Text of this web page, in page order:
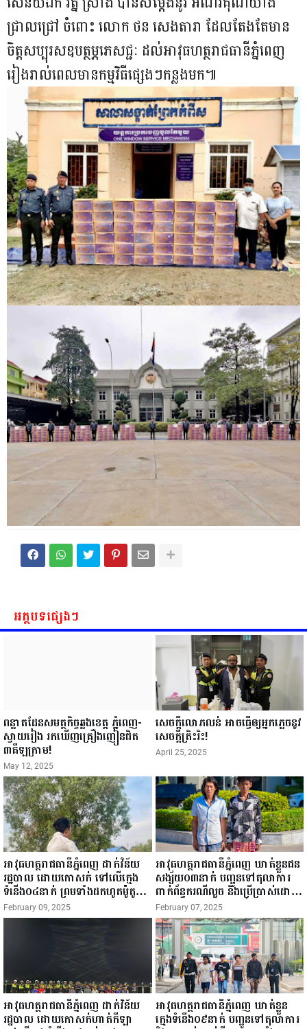
ជ្រាលជ្រៅ ចំពោះ លោក ថន សេងតារា ដែលតែងតែមាន
ចិត្តសប្បុរសឧបត្ថម្ភភេសជ្ជៈ ដល់អាវុធហត្ថរាជធានីភ្នំពេញ
រៀងរាល់ពេលមានកម្មវិធីផ្សេងៗកន្លងមក៕
អត្ថបទផ្សេងៗ
ពន្លាតដែនសមត្ថកិច្ចឆ្លងខេត្ត ភ្នំពេញ-
ស្វាយរៀង រកឃើញគ្រឿងញៀនជិត
៣គីឡូក្រាម!
May 12, 2025
សេចក្តីលោភលន់ អាចធ្វើឲ្យអ្នកភ្លេចនូវ
សេចក្តីត្រិះរិះ!
April 25, 2025
អាវុធហត្ថរាជធានីភ្នំពេញ ដាក់វិន័យ
រដ្ឋបាល ដោយកោសក់ ទៅលើក្មេង
ទំនើង០៤នាក់ ព្រមទាំងដកហូតម៉ូតូ
រក្សាទុក ០៣ខែ!
February 09, 2025
អាវុធហត្ថរាជធានីភ្នំពេញ ឃាត់ខ្លួនជន
សង្ស័យ០៣នាក់ បញ្ជូនទៅតុលាការ
ពាក់ព័ន្ធករណីលួច និងប្រើប្រាស់ដោយ
ខុសច្បាប់នូវសារធាតុញៀន!
February 07, 2025
អាវុធហត្ថរាជធានីភ្នំពេញ ដាក់វិន័យ
រដ្ឋបាល ដោយកោសក់ហាត់កីឡា
អាវុធហត្ថរាជធានីភ្នំពេញ ឃាត់ខ្លួន
ក្មេងទំនើង០៩នាក់ បញ្ជូនទៅតុលាការ